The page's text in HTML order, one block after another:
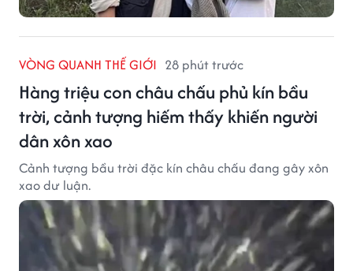
VÒNG QUANH THẾ GIỚI 28 phút trước
Hàng triệu con châu chấu phủ kín bầu
trời, cảnh tượng hiếm thấy khiến người
dân xôn xao
Cảnh tượng bầu trời đặc kín châu chấu đang gây xôn
xao dư luận.